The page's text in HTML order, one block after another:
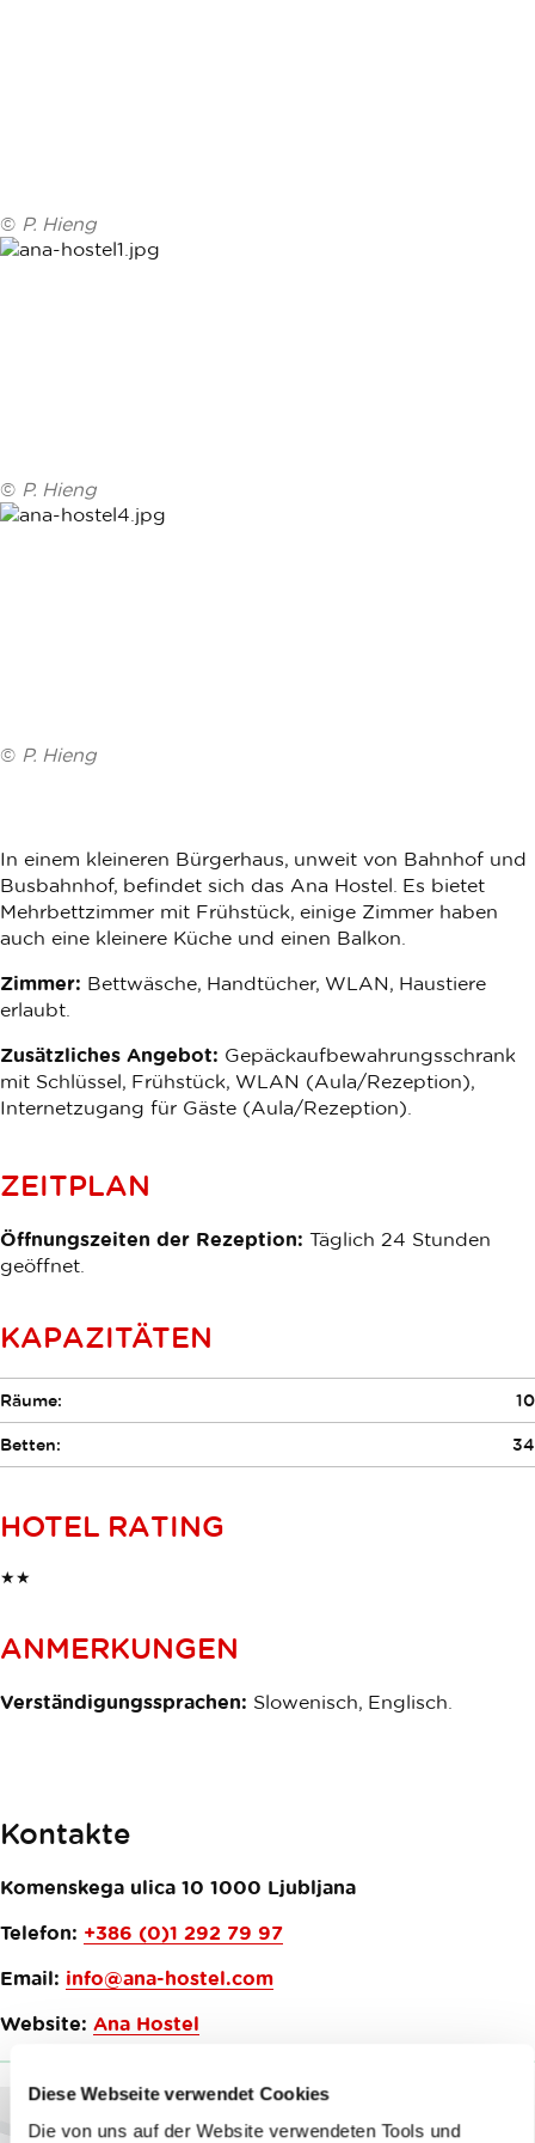
Diese Webseite verwendet Cookies
Die von uns auf der Website verwendeten Tools und
© P. Hieng
© P. Hieng
© P. Hieng
In einem kleineren Bürgerhaus, unweit von Bahnhof und
Busbahnhof, befindet sich das Ana Hostel. Es bietet
Mehrbettzimmer mit Frühstück, einige Zimmer haben
auch eine kleinere Küche und einen Balkon.
Zimmer: Bettwäsche, Handtücher, WLAN, Haustiere
erlaubt.
Zusätzliches Angebot: Gepäckaufbewahrungsschrank
mit Schlüssel, Frühstück, WLAN (Aula/Rezeption),
Internetzugang für Gäste (Aula/Rezeption).
ZEITPLAN
Öffnungszeiten der Rezeption: Täglich 24 Stunden
geöffnet.
KAPAZITÄTEN
Räume: 10
Betten: 34
HOTEL RATING
★★
ANMERKUNGEN
Verständigungssprachen: Slowenisch, Englisch.
Kontakte
Komenskega ulica 10 1000 Ljubljana
Telefon: +386 (0)1 292 79 97
Email: info@ana-hostel.com
Website: Ana Hostel